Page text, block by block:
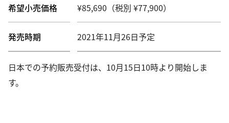
希望小売価格 ¥85,690（税別 ¥77,900）
発売時期 2021年11月26日予定
日本での予約販売受付は、10月15日10時より開始しま
す。